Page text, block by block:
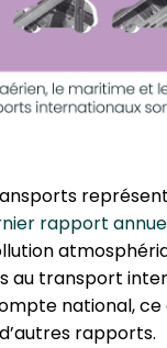
rapport
au transport
national,
rapports.